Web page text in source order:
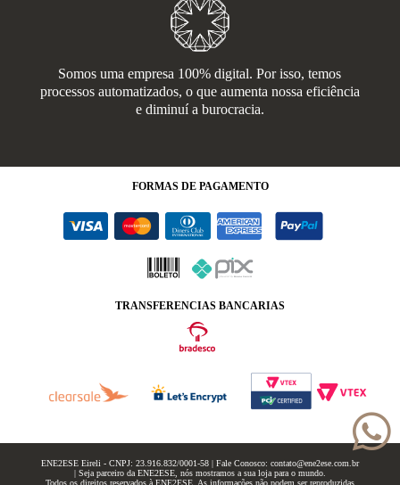
Somos uma empresa 100% digital. Por isso, temos
processos automatizados, o que aumenta nossa eficiência
e diminuí a burocracia.
FORMAS DE PAGAMENTO
TRANSFERENCIAS BANCARIAS
ENE2ESE Eireli - CNPJ: 23.916.832/0001-58 | Fale Conosco: contato@ene2ese.com.br
| Seja parceiro da ENE2ESE, nós mostramos a sua loja para o mundo.
Todos os direitos reservados à ENE2ESE. As informações não podem ser reproduzidas